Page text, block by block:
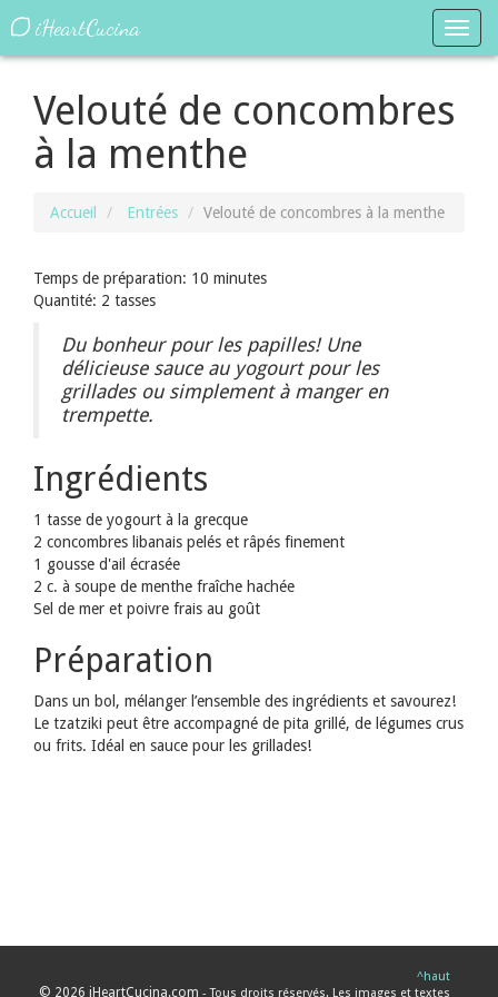
iHeartCucina
Velouté de concombres
à la menthe
Accueil Entrées Velouté de concombres à la menthe
Temps de préparation: 10 minutes
Quantité: 2 tasses
Du bonheur pour les papilles! Une
délicieuse sauce au yogourt pour les
grillades ou simplement à manger en
trempette.
Ingrédients
1 tasse de yogourt à la grecque
2 concombres libanais pelés et râpés finement
1 gousse d'ail écrasée
2 c. à soupe de menthe fraîche hachée
Sel de mer et poivre frais au goût
Préparation
Dans un bol, mélanger l’ensemble des ingrédients et savourez!
Le tzatziki peut être accompagné de pita grillé, de légumes crus
ou frits. Idéal en sauce pour les grillades!
^haut
© 2026 iHeartCucina.com - Tous droits réservés. Les images et textes